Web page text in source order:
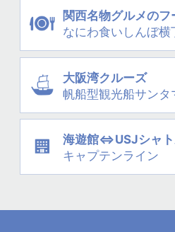
関西名物グルメのフ
なにわ食いしんぼ横
大阪湾クルーズ
帆船型観光船サンタ
海遊館⇔USJシャ
キャプテンライン